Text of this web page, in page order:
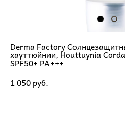
Derma Factory
хауттюйнии, Houttuynia
SPF50+ PA+++
1 050 pуб.